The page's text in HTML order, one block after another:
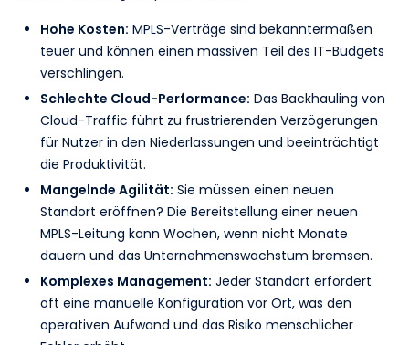
Hohe Kosten: MPLS-Verträge sind bekanntermaßen
teuer und können einen massiven Teil des IT-Budgets
verschlingen.
Schlechte Cloud-Performance: Das Backhauling von
Cloud-Traffic führt zu frustrierenden Verzögerungen
für Nutzer in den Niederlassungen und beeinträchtigt
die Produktivität.
Mangelnde Agilität: Sie müssen einen neuen
Standort eröffnen? Die Bereitstellung einer neuen
MPLS-Leitung kann Wochen, wenn nicht Monate
dauern und das Unternehmenswachstum bremsen.
Komplexes Management: Jeder Standort erfordert
oft eine manuelle Konfiguration vor Ort, was den
operativen Aufwand und das Risiko menschlicher